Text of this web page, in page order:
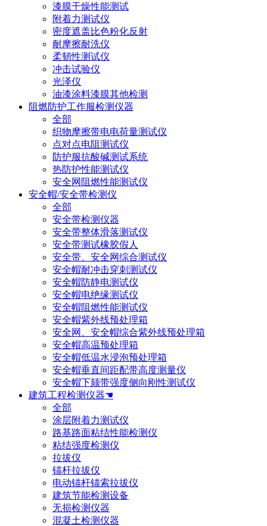
漆膜干燥性能测试
附着力测试仪
密度遮盖比色粉化反射
耐摩擦耐洗仪
柔韧性测试仪
冲击试验仪
光泽仪
油漆涂料漆膜其他检测
阻燃防护工作服检测仪器
全部
织物摩擦带电电荷量测试仪
点对点电阻测试仪
防护服抗酸碱测试系统
热防护性能测试仪
安全网阻燃性能测试仪
安全帽/安全带检测仪
全部
安全带检测仪器
安全带整体滑落测试仪
安全带测试橡胶假人
安全带、安全网综合测试仪
安全帽耐冲击穿刺测试仪
安全帽防静电测试仪
安全帽电绝缘测试仪
安全帽阻燃性能测试仪
安全帽紫外线预处理箱
安全网、安全帽综合紫外线预处理箱
安全帽高温预处理箱
安全帽低温水浸泡预处理箱
安全帽垂直间距配带高度测量仪
安全帽下颏带强度侧向刚性测试仪
建筑工程检测仪器☚
全部
涂层附着力测试仪
路基路面粘结性能检测仪
粘结强度检测仪
拉拔仪
锚杆拉拔仪
电动锚杆锚索拉拔仪
建筑节能检测设备
无损检测仪器
混凝土检测仪器